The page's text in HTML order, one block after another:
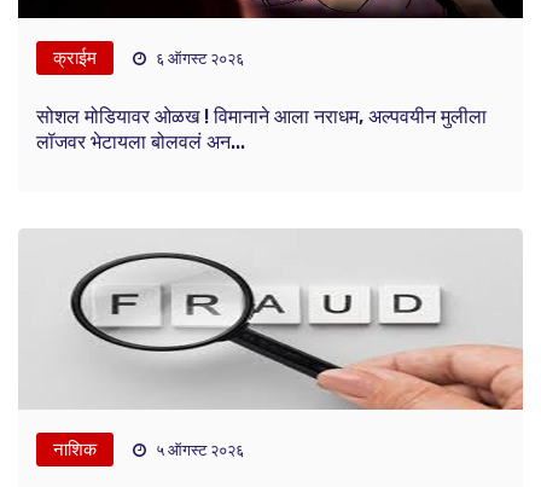
क्राईम ६ ऑगस्ट २०२६
सोशल मोडियावर ओळख ! विमानाने आला नराधम, अल्पवयीन मुलीला
लॉजवर भेटायला बोलवलं अन...
नाशिक ५ ऑगस्ट २०२६